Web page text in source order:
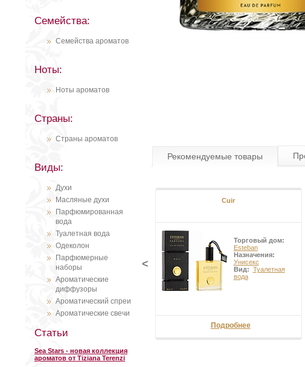
Семейства:
Семейства ароматов
Ноты:
Ноты ароматов
Страны:
Страны ароматов
Виды:
Духи
Масляные духи
Парфюмированная
вода
Туалетная вода
Одеколон
Парфюмерные
наборы
Ароматические
диффузоры
Ароматический спреи
Ароматические свечи
Статьи
Sea Stars - новая коллекция
ароматов от Tiziana Terenzi
Рекомендуемые товары
Cuir
Торговый дом:
Esteban
Назначения:
Унисекс
Вид: Туалетная
вода
Подробнее
<